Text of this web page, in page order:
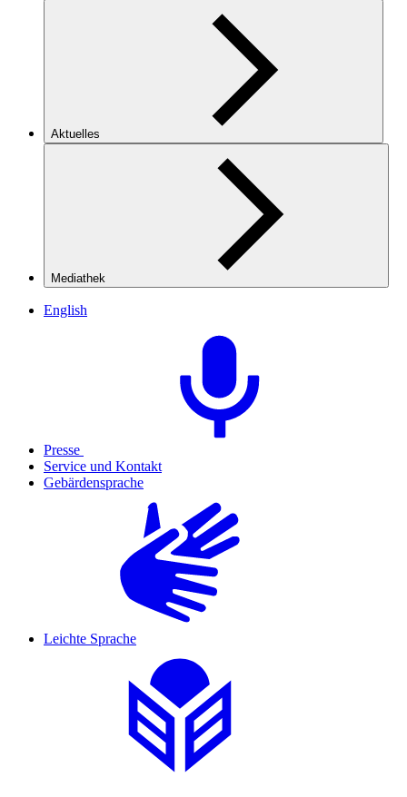
Aktuelles
Mediathek
English
Presse
Service und Kontakt
Gebärdensprache
Leichte Sprache